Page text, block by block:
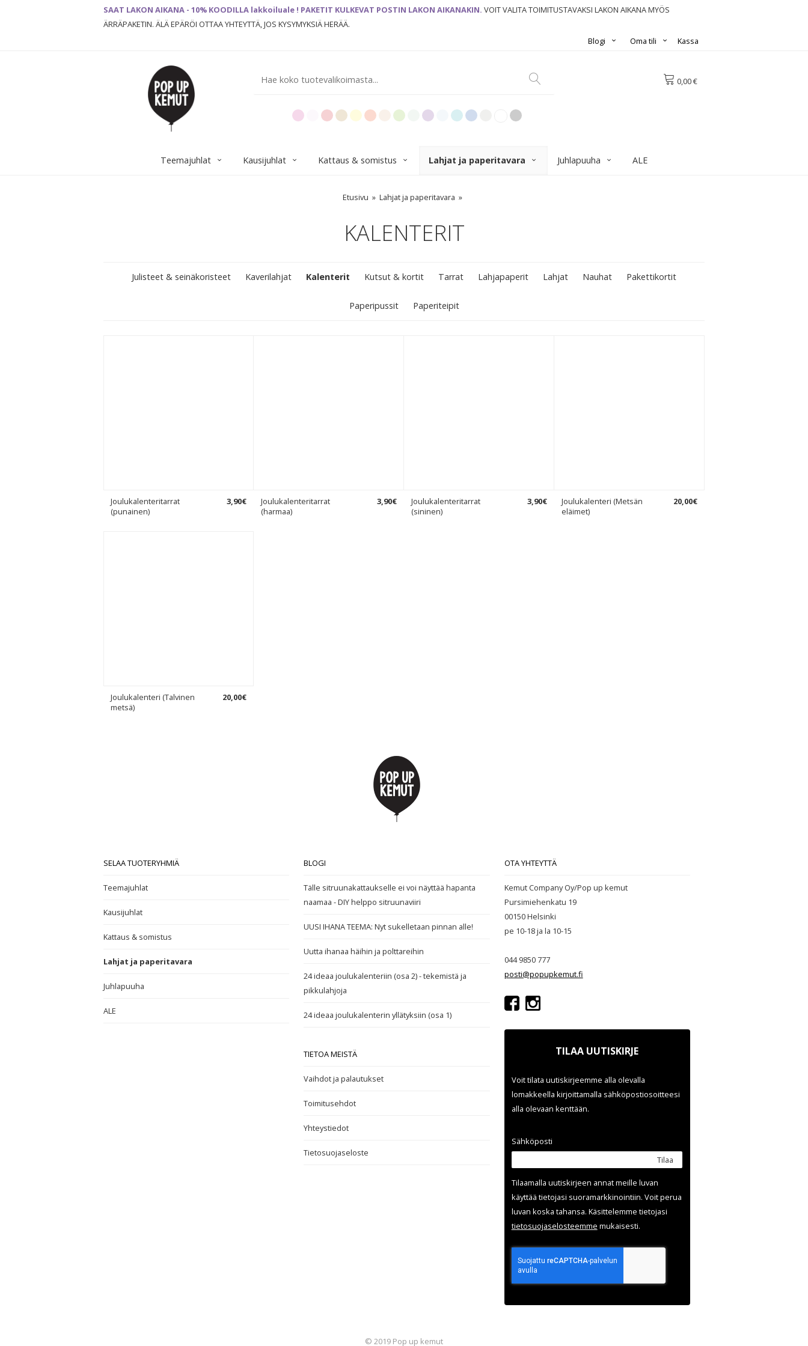
SAAT LAKON AIKANA - 10% KOODILLA lakkoiluale ! PAKETIT KULKEVAT POSTIN LAKON AIKANAKIN. VOIT VALITA TOIMITUSTAVAKSI LAKON AIKANA MYÖS
ÄRRÄPAKETIN. ÄLÄ EPÄRÖI OTTAA YHTEYTTÄ, JOS KYSYMYKSIÄ HERÄÄ.
Kassa
Oma tili
Blogi
0,00 €
Teemajuhlat Kausijuhlat Kattaus & somistus Lahjat ja paperitavara Juhlapuuha ALE
Etusivu Lahjat ja paperitavara
KALENTERIT
Julisteet & seinäkoristeet Kaverilahjat Kalenterit Kutsut & kortit Tarrat Lahjapaperit Lahjat Nauhat Pakettikortit
Paperipussit Paperiteipit
Joulukalenteritarrat
(punainen)
3,90€
Joulukalenteritarrat
(harmaa)
3,90€
Joulukalenteritarrat
(sininen)
3,90€
Joulukalenteri (Metsän
eläimet)
20,00€
Joulukalenteri (Talvinen
metsä)
20,00€
SELAA TUOTERYHMIÄ
Teemajuhlat
Kausijuhlat
Kattaus & somistus
Lahjat ja paperitavara
Juhlapuuha
ALE
BLOGI
Tälle sitruunakattaukselle ei voi näyttää hapanta
naamaa - DIY helppo sitruunaviiri
UUSI IHANA TEEMA: Nyt sukelletaan pinnan alle!
Uutta ihanaa häihin ja polttareihin
24 ideaa joulukalenteriin (osa 2) - tekemistä ja
pikkulahjoja
24 ideaa joulukalenterin yllätyksiin (osa 1)
TIETOA MEISTÄ
Vaihdot ja palautukset
Toimitusehdot
Yhteystiedot
Tietosuojaseloste
OTA YHTEYTTÄ
Kemut Company Oy/Pop up kemut
Pursimiehenkatu 19
00150 Helsinki
pe 10-18ja la 10-15
044 9850 777
posti@popupkemut.fi
TILAA UUTISKIRJE
Voit tilata uutiskirjeemme alla olevalla
lomakkeella kirjoittamalla sähköpostiosoitteesi
alla olevaan kenttään.
Sähköposti
Tilaa
Tilaamalla uutis­kirjeen annat meille luvan
käyttää tietojasi suora­markkinointiin. Voit perua
luvan koska tahansa. Käsittelemme tietojasi
tieto­suoja­selosteemme mukaisesti.
© 2019 Pop up kemut